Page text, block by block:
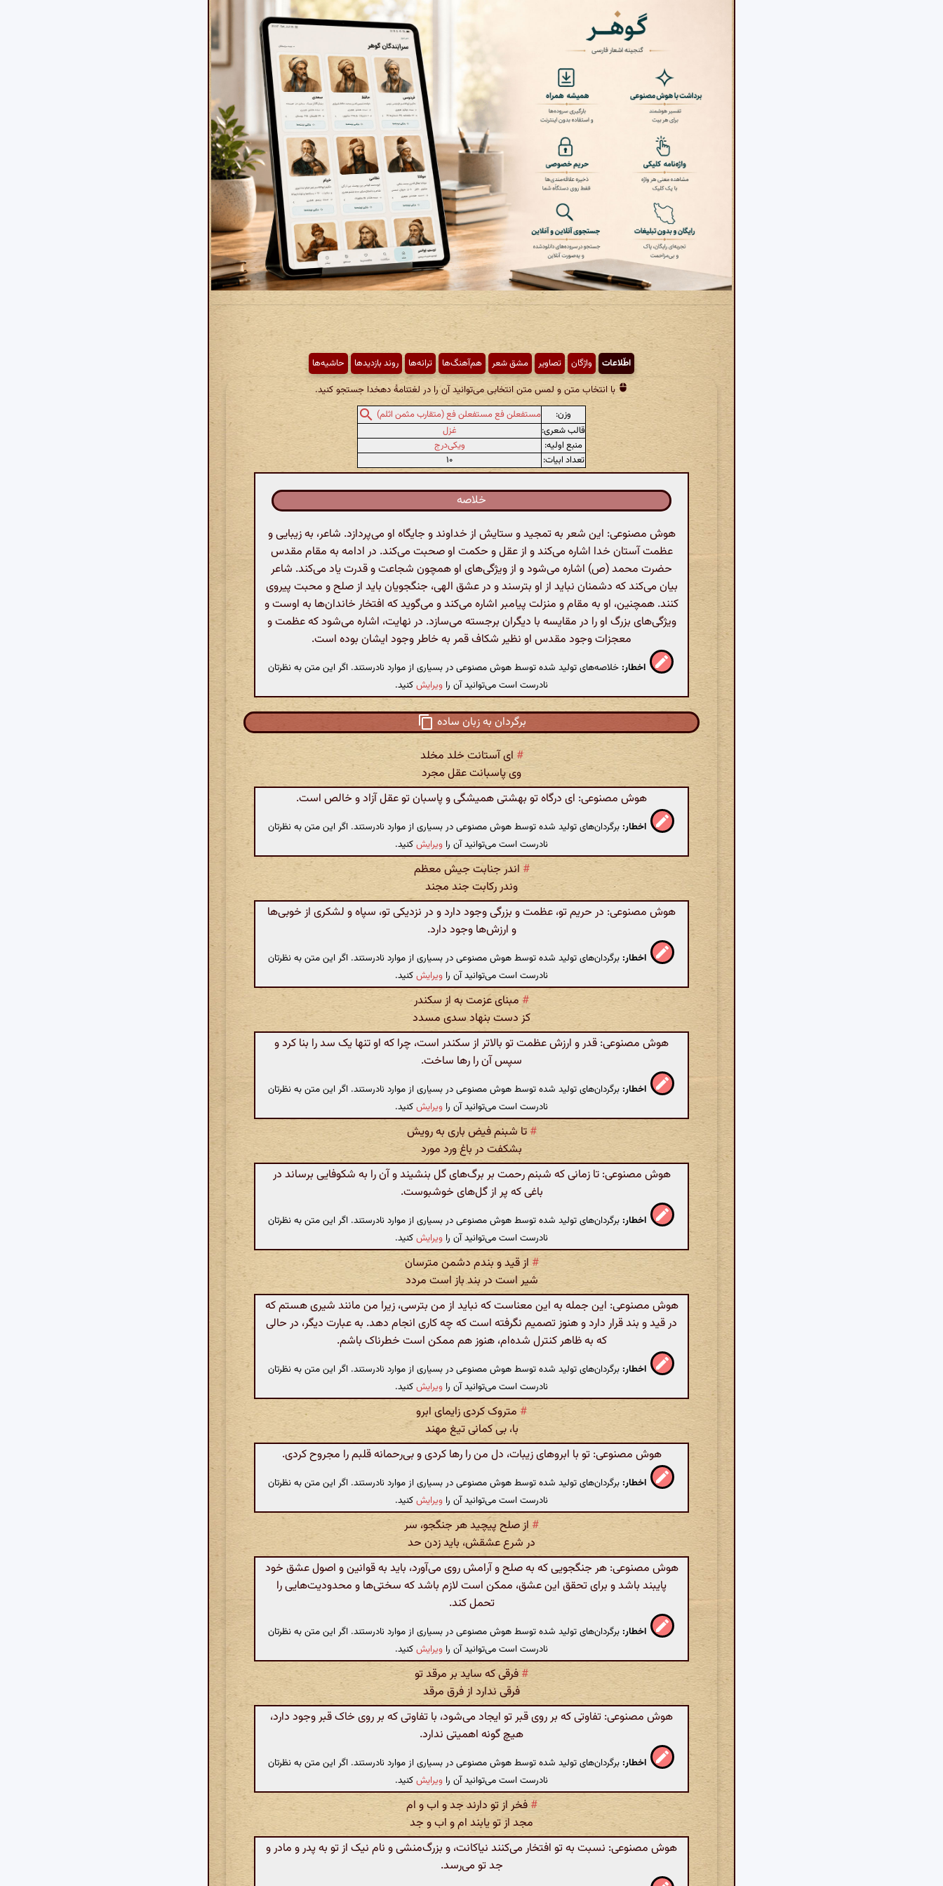
اطّلاعات واژگان تصاویر مشق شعر هم‌آهنگ‌ها ترانه‌ها روند بازدیدها حاشیه‌ها
با انتخاب متن و لمس متن انتخابی می‌توانید آن را در لغتنامهٔ دهخدا جستجو کنید.
وزن:
مستفعلن فع مستفعلن فع (متقارب مثمن اثلم)
قالب شعری:
غزل
منبع اولیه:
ویکی‌درج
تعداد ابیات:
۱۰
خلاصه
هوش مصنوعی: این شعر به تمجید و ستایش از خداوند و جایگاه او می‌پردازد. شاعر، به زیبایی و
عظمت آستان خدا اشاره می‌کند و از عقل و حکمت او صحبت می‌کند. در ادامه به مقام مقدس
حضرت محمد (ص) اشاره می‌شود و از ویژگی‌های او همچون شجاعت و قدرت یاد می‌کند. شاعر
بیان می‌کند که دشمنان نباید از او بترسند و در عشق الهی، جنگجویان باید از صلح و محبت پیروی
کنند. همچنین، او به مقام و منزلت پیامبر اشاره می‌کند و می‌گوید که افتخار خاندان‌ها به اوست و
ویژگی‌های بزرگ او را در مقایسه با دیگران برجسته می‌سازد. در نهایت، اشاره می‌شود که عظمت و
معجزات وجود مقدس او نظیر شکاف قمر به خاطر وجود ایشان بوده است.
اخطار: خلاصه‌های تولید شده توسط هوش مصنوعی در بسیاری از موارد نادرستند. اگر این متن به نظرتان
نادرست است می‌توانید آن را ویرایشکنید.
برگردان به زبان ساده
#ای آستانت خلد مخلد
وی پاسبانت عقل مجرد
هوش مصنوعی: ای درگاه تو بهشتی همیشگی و پاسبان تو عقل آزاد و خالص است.
اخطار: برگردان‌های تولید شده توسط هوش مصنوعی در بسیاری از موارد نادرستند. اگر این متن به نظرتان
نادرست است می‌توانید آن را ویرایشکنید.
# اندر جنابت جیش معظم
وندر رکابت جند مجند
هوش مصنوعی: در حریم تو، عظمت و بزرگی وجود دارد و در نزدیکی تو، سپاه و لشکری از خوبی‌ها
و ارزش‌ها وجود دارد.
اخطار: برگردان‌های تولید شده توسط هوش مصنوعی در بسیاری از موارد نادرستند. اگر این متن به نظرتان
نادرست است می‌توانید آن را ویرایشکنید.
#مبنای عزمت به از سکندر
کز دست بنهاد سدی مسدد
هوش مصنوعی: قدر و ارزش عظمت تو بالاتر از سکندر است، چرا که او تنها یک سد را بنا کرد و
سپس آن را رها ساخت.
اخطار: برگردان‌های تولید شده توسط هوش مصنوعی در بسیاری از موارد نادرستند. اگر این متن به نظرتان
نادرست است می‌توانید آن را ویرایشکنید.
# تا شبنم فیض باری به رویش
بشکفت در باغ ورد مورد
هوش مصنوعی: تا زمانی که شبنم رحمت بر برگ‌های گل بنشیند و آن را به شکوفایی برساند در
باغی که پر از گل‌های خوشبوست.
اخطار: برگردان‌های تولید شده توسط هوش مصنوعی در بسیاری از موارد نادرستند. اگر این متن به نظرتان
نادرست است می‌توانید آن را ویرایشکنید.
# از قید و بندم دشمن مترسان
شیر است در بند باز است مردد
هوش مصنوعی: این جمله به این معناست که نباید از من بترسی، زیرا من مانند شیری هستم که
در قید و بند قرار دارد و هنوز تصمیم نگرفته است که چه کاری انجام دهد. به عبارت دیگر، در حالی
که به ظاهر کنترل شده‌ام، هنوز هم ممکن است خطرناک باشم.
اخطار: برگردان‌های تولید شده توسط هوش مصنوعی در بسیاری از موارد نادرستند. اگر این متن به نظرتان
نادرست است می‌توانید آن را ویرایشکنید.
#متروک کردی زایمای ابرو
با، بی کمانی تیغ مهند
هوش مصنوعی: تو با ابروهای زیبات، دل من را رها کردی و بی‌رحمانه قلبم را مجروح کردی.
اخطار: برگردان‌های تولید شده توسط هوش مصنوعی در بسیاری از موارد نادرستند. اگر این متن به نظرتان
نادرست است می‌توانید آن را ویرایشکنید.
# از صلح پیچید هر جنگجو، سر
در شرع عشقش، باید زدن حد
هوش مصنوعی: هر جنگجویی که به صلح و آرامش روی می‌آورد، باید به قوانین و اصول عشق خود
پایبند باشد و برای تحقق این عشق، ممکن است لازم باشد که سختی‌ها و محدودیت‌هایی را
تحمل کند.
اخطار: برگردان‌های تولید شده توسط هوش مصنوعی در بسیاری از موارد نادرستند. اگر این متن به نظرتان
نادرست است می‌توانید آن را ویرایشکنید.
#فرقی که ساید بر مرقد تو
فرقی ندارد از فرق مرقد
هوش مصنوعی: تفاوتی که بر روی قبر تو ایجاد می‌شود، با تفاوتی که بر روی خاک قبر وجود دارد،
هیچ گونه اهمیتی ندارد.
اخطار: برگردان‌های تولید شده توسط هوش مصنوعی در بسیاری از موارد نادرستند. اگر این متن به نظرتان
نادرست است می‌توانید آن را ویرایشکنید.
# فخر از تو دارند جد و اب و ام
مجد از تو یابند ام و اب و جد
هوش مصنوعی: نسبت به تو افتخار می‌کنند نیاکانت، و بزرگ‌منشی و نام نیک از تو به پدر و مادر و
جد تو می‌رسد.